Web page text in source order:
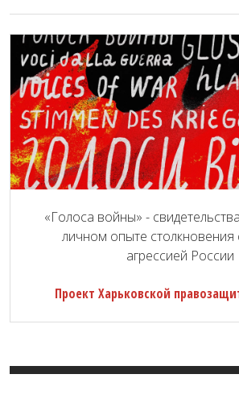
«Голоса войны» -
личном опыте столкновения
агрессией России
Проект Харьковской